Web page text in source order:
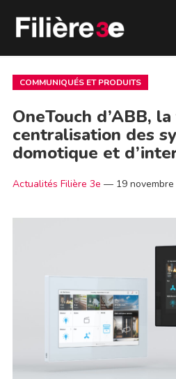
COMMUNIQUÉS ET PRODUITS
OneTouch d’ABB,
centralisation des
domotique et
Actualités Filière 3e — 19